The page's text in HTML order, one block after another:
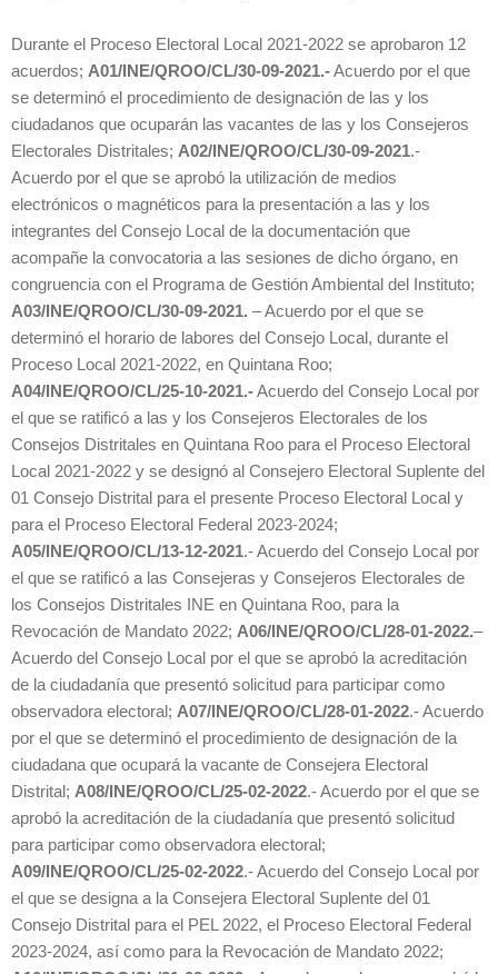
Durante el Proceso Electoral Local 2021-2022 se aprobaron 12
acuerdos; A01/INE/QROO/CL/30-09-2021.-Acuerdo por el que
se determinó el procedimiento de designación de las y los
ciudadanos que ocuparán las vacantes de las y los Consejeros
Electorales Distritales; A02/INE/QROO/CL/30-09-2021.-
Acuerdo por el que se aprobó la utilización de medios
electrónicos o magnéticos para la presentación a las y los
integrantes del Consejo Local de la documentación que
acompañe la convocatoria a las sesiones de dicho órgano, en
congruencia con el Programa de Gestión Ambiental del Instituto;
A03/INE/QROO/CL/30-09-2021. – Acuerdo por el que se
determinó el horario de labores del Consejo Local, durante el
Proceso Local 2021-2022, en Quintana Roo;
A04/INE/QROO/CL/25-10-2021.-Acuerdo del Consejo Local por
el que se ratificó a las y los Consejeros Electorales de los
Consejos Distritales en Quintana Roo para el Proceso Electoral
Local 2021-2022 y se designó al Consejero Electoral Suplente del
01 Consejo Distrital para el presente Proceso Electoral Local y
para el Proceso Electoral Federal 2023-2024;
A05/INE/QROO/CL/13-12-2021.- Acuerdo del Consejo Local por
el que se ratificó a las Consejeras y Consejeros Electorales de
los Consejos Distritales INE en Quintana Roo, para la
Revocación de Mandato 2022; A06/INE/QROO/CL/28-01-2022.–
Acuerdo del Consejo Local por el que se aprobó la acreditación
de la ciudadanía que presentó solicitud para participar como
observadora electoral; A07/INE/QROO/CL/28-01-2022.- Acuerdo
por el que se determinó el procedimiento de designación de la
ciudadana que ocupará la vacante de Consejera Electoral
Distrital; A08/INE/QROO/CL/25-02-2022.- Acuerdo por el que se
aprobó la acreditación de la ciudadanía que presentó solicitud
para participar como observadora electoral;
A09/INE/QROO/CL/25-02-2022.- Acuerdo del Consejo Local por
el que se designa a la Consejera Electoral Suplente del 01
Consejo Distrital para el PEL 2022, el Proceso Electoral Federal
2023-2024, así como para la Revocación de Mandato 2022;